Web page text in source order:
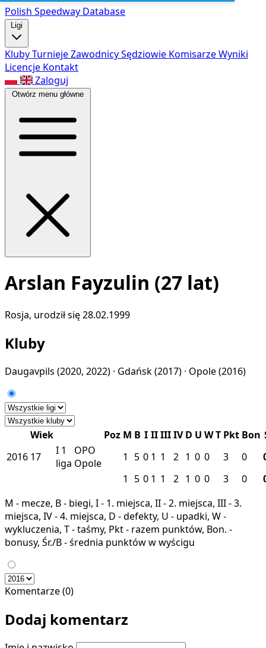
Polish Speedway Database
Ligi
KlubyTurniejeZawodnicySędziowie KomisarzeWyniki
Licencje Kontakt
Zaloguj
Otwórz menu główne
Arslan Fayzulin (27 lat)
Rosja, urodził się 28.02.1999
Kluby
Daugavpils (2020, 2022) · Gdańsk(2017) · Opole(2016)
Wiek Poz M B I IIIIIIV D U WT Pkt Bon
2016 17 I 1
liga
OPO
Opole
1 5 0 1 1 2 1 0 0 3 0
1
5 0 1 1 2 1 0 0 3 0
M - mecze, B - biegi, I - 1. miejsca, II - 2. miejsca, III - 3.
miejsca, IV - 4. miejsca, D - defekty, U - upadki, W -
wykluczenia, T - taśmy, Pkt - razem punktów, Bon. -
bonusy, Śr./B - średnia punktów w wyścigu
Komentarze (0)
Dodaj komentarz